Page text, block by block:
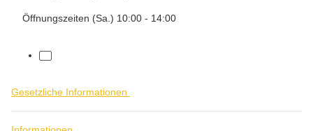
Öffnungszeiten (Sa.) 10:00 - 14:00
facebook
Gesetzliche Informationen